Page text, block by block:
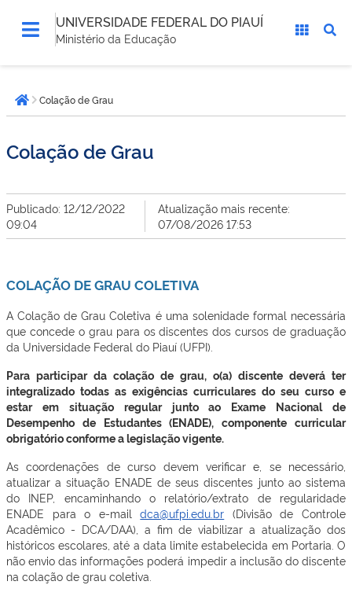
UNIVERSIDADE FEDERAL DO PIAUÍ
Ministério da Educação
está
aqui:Página inicial
Colação de Grau
Colação de Grau
Publicado: 12/12/2022
09:04
Atualização mais recente:
07/08/2026 17:53
COLAÇÃO DE GRAU COLETIVA
A Colação de Grau Coletiva é uma solenidade formal necessária
que concede o grau para os discentes dos cursos de graduação
da Universidade Federal do Piauí (UFPI).
Para participar da colação de grau, o(a) discente deverá ter
integralizado todas as exigências curriculares do seu curso e
estar em situação regular junto ao Exame Nacional de
Desempenho de Estudantes (ENADE), componente curricular
obrigatório conforme a legislação vigente.
As coordenações de curso devem verificar e, se necessário,
atualizar a situação ENADE de seus discentes junto ao sistema
do INEP, encaminhando o relatório/extrato de regularidade
ENADE para o e-maildca@ufpi.edu.br (Divisão de Controle
Acadêmico - DCA/DAA), a fim de viabilizar a atualização dos
históricos escolares, até a data limite estabelecida em Portaria. O
não envio das informações poderá impedir a inclusão do discente
na colação de grau coletiva.